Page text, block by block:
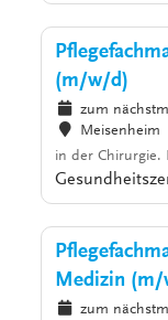
(m/w/d)
zum
Meisenheim
in der Chirurgie.
Medizin (m/
zum